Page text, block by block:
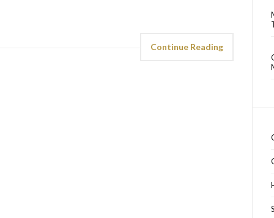
Continue Reading